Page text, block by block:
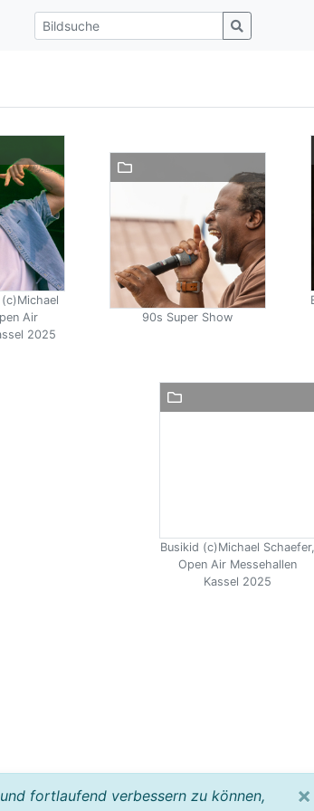
Air
2025
90s Super Show
Busikid (c)Michael Schaefer,
Open Air Messehallen
Kassel 2025
fortlaufend verbessern zu können,
×